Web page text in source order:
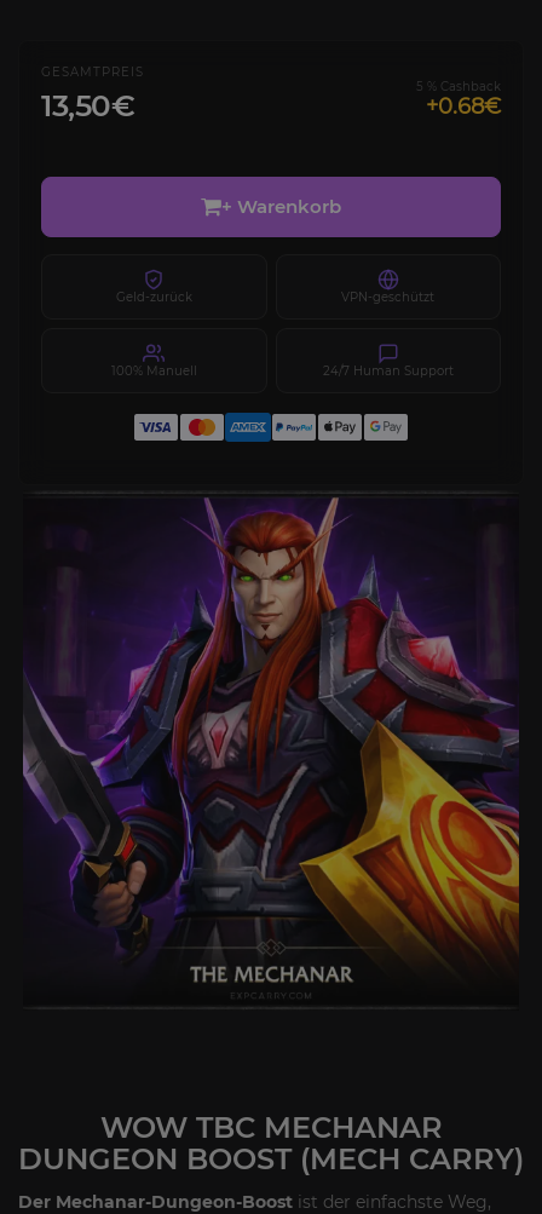
GESAMTPREIS
13,50€
5 % Cashback
+0.68€
+ Warenkorb
Geld-zurück VPN-geschützt
100% Manuell 24/7 Human Support
WOW TBC MECHANAR
DUNGEON BOOST (MECH CARRY)
Der Mechanar-Dungeon-Boost ist der einfachste Weg,